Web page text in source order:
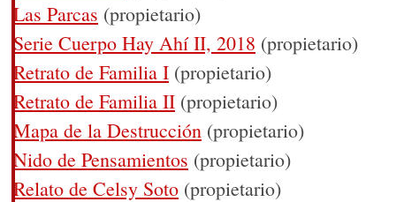
Las Parcas (propietario)
Serie Cuerpo Hay Ahí II, 2018 (propietario)
Retrato de Familia I (propietario)
Retrato de Familia II (propietario)
Mapa de la Destrucción (propietario)
Nido de Pensamientos (propietario)
Relato de Celsy Soto (propietario)